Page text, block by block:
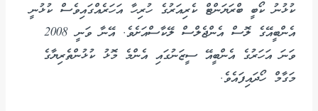
ކުޅުނު ކޯބީ ބްރަޔަންޓް ކެރިއަރުގެ ހުރިހާ އަހަރެއްގައިވެސް ކުޅުނީ
އެންބީއޭގެ ލޮސް އެންޖެލްސް ލޭކާސްއަށެވެ. އޭނާ ވަނީ 2008
ވަނަ އަހަރުގެ އެންބީއޭ ސީޒަނުގައި އެންމެ މޮޅު ކުޅުންތެރިޔާގެ
މަގާމް ހޯދައިފައެވެ.